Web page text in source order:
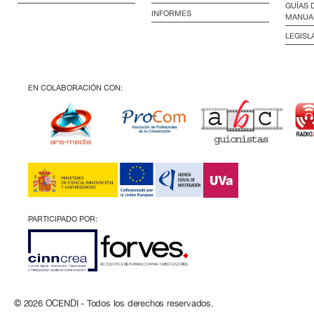
INFORMES
GUÍAS
EN COLABORACIÓN CON:
PARTICIPADO POR:
© 2026 OCENDI - Todos los derechos reservados.